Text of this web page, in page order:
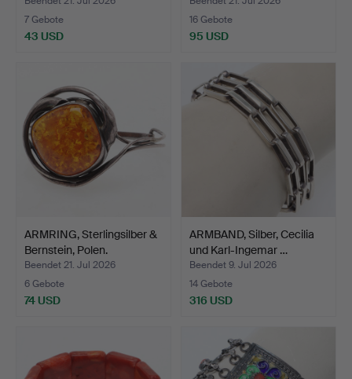
7 Gebote
43 USD
16 Gebote
95 USD
ARMRING, Sterlingsilber &
Bernstein, Polen.
Beendet 21. Jul 2026
6 Gebote
74 USD
ARMBAND, Silber, Cecilia
und Karl-Ingemar …
Beendet 9. Jul 2026
14 Gebote
316 USD